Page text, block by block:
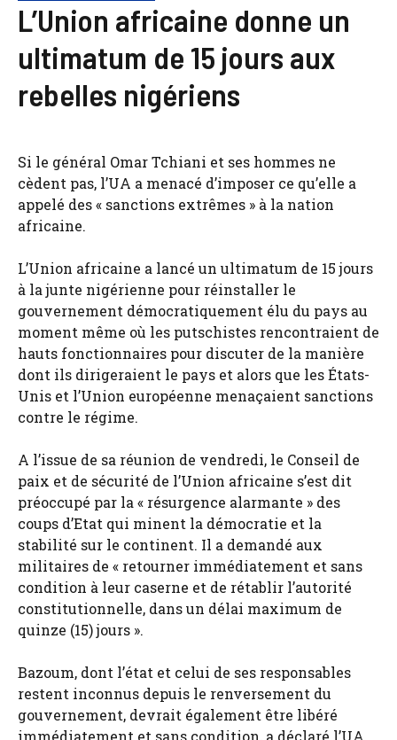
L’Union africaine donne un
ultimatum de 15 jours aux
rebelles nigériens
Si le général Omar Tchiani et ses hommes ne
cèdent pas, l’UA a menacé d’imposer ce qu’elle a
appelé des « sanctions extrêmes » à la nation
africaine.
L’Union africaine a lancé un ultimatum de 15 jours
à la junte nigérienne pour réinstaller le
gouvernement démocratiquement élu du pays au
moment même où les putschistes rencontraient de
hauts fonctionnaires pour discuter de la manière
dont ils dirigeraient le pays et alors que les États-
Unis et l’Union européenne menaçaient sanctions
contre le régime.
A l’issue de sa réunion de vendredi, le Conseil de
paix et de sécurité de l’Union africaine s’est dit
préoccupé par la « résurgence alarmante » des
coups d’Etat qui minent la démocratie et la
stabilité sur le continent. Il a demandé aux
militaires de « retourner immédiatement et sans
condition à leur caserne et de rétablir l’autorité
constitutionnelle, dans un délai maximum de
quinze (15) jours ».
Bazoum, dont l’état et celui de ses responsables
restent inconnus depuis le renversement du
gouvernement, devrait également être libéré